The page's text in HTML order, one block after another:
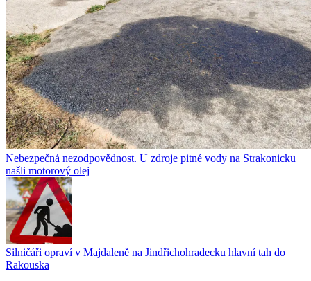
Nebezpečná nezodpovědnost. U zdroje pitné vody na Strakonicku
našli motorový olej
Silničáři opraví v Majdaleně na Jindřichohradecku hlavní tah do
Rakouska